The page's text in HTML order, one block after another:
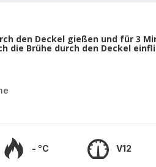
den Deckel gießen und für 3
die Brühe durch den Deckel
- °C V12